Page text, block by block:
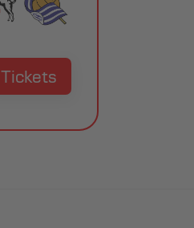
Tickets